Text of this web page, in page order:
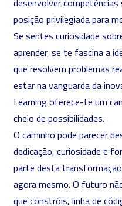
desenvolver
posição privilegiada para
Se sentes curiosidade
aprender, se te fascina a
que resolvem problemas
estar na vanguarda da
Learning oferece-te um
cheio de possibilidades.
O caminho pode parecer
dedicação, curiosidade e
parte desta
agora mesmo. O futuro
que constróis, linha de